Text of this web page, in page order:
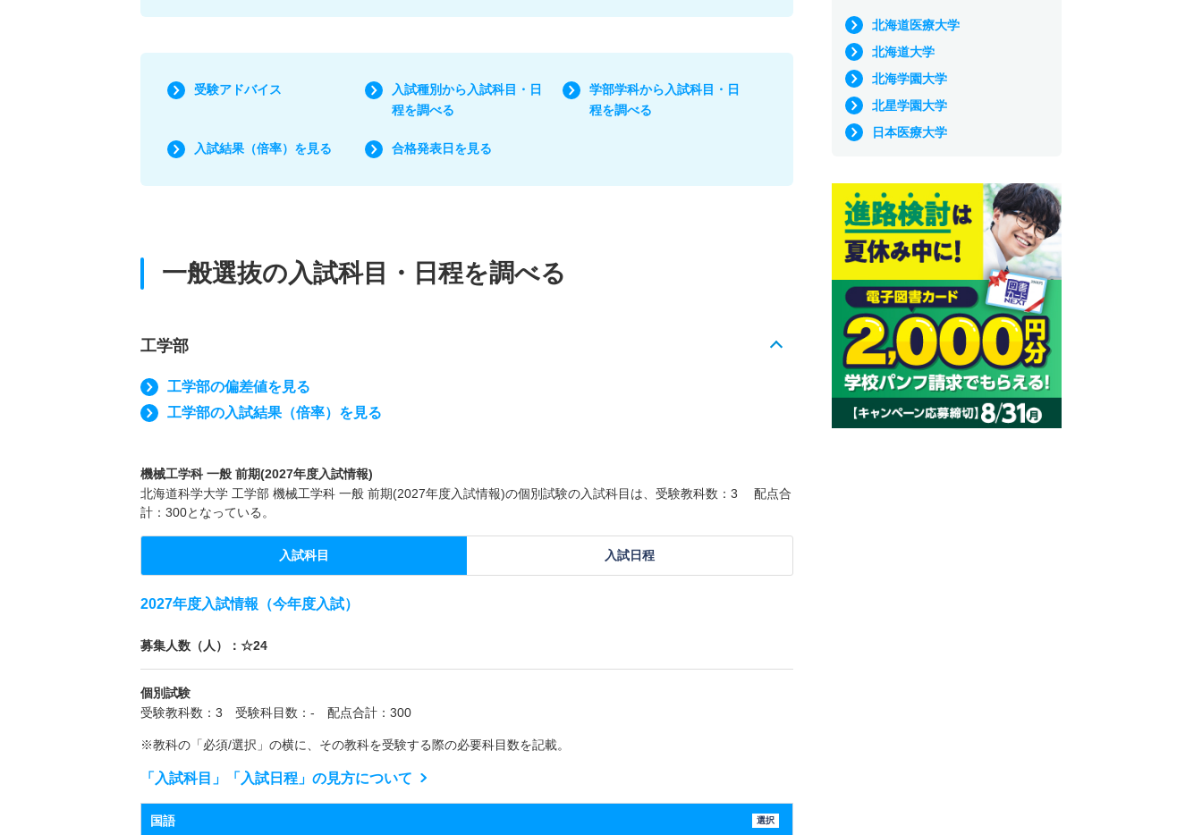
受験アドバイス
入試種別から入試科目・日
程を調べる
学部学科から入試科目・日
程を調べる
入試結果（倍率）を見る 合格発表日を見る
一般選抜の入試科目・日程を調べる
工学部
工学部の偏差値を見る
工学部の入試結果（倍率）を見る
機械工学科 一般 前期(2027年度入試情報)
北海道科学大学 工学部 機械工学科 一般 前期(2027年度入試情報)の個別試験の入試科目は、受験教科数：3 配点合
計：300となっている。
入試科目 入試日程
2027年度入試情報（今年度入試）
募集人数（人）：☆24
個別試験
受験教科数：3 受験科目数：- 配点合計：300
※教科の「必須/選択」の横に、その教科を受験する際の必要科目数を記載。
「入試科目」「入試日程」の見方について
国語 選択
北海道医療大学
北海道大学
北海学園大学
北星学園大学
日本医療大学